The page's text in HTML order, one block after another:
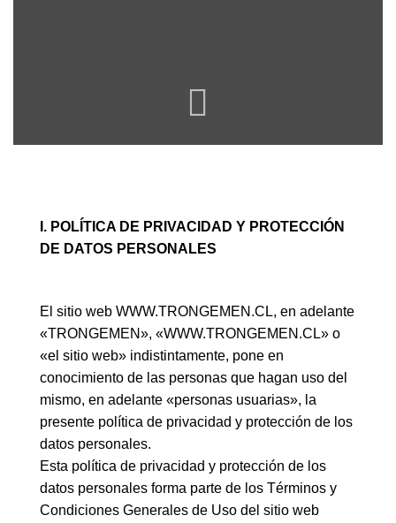
I. POLÍTICA DE PRIVACIDAD Y PROTECCIÓN
DE DATOS PERSONALES
El sitio web WWW.TRONGEMEN.CL, en adelante
«TRONGEMEN», «WWW.TRONGEMEN.CL» o
«el sitio web» indistintamente, pone en
conocimiento de las personas que hagan uso del
mismo, en adelante «personas usuarias», la
presente política de privacidad y protección de los
datos personales.
Esta política de privacidad y protección de los
datos personales forma parte de los Términos y
Condiciones Generales de Uso del sitio web